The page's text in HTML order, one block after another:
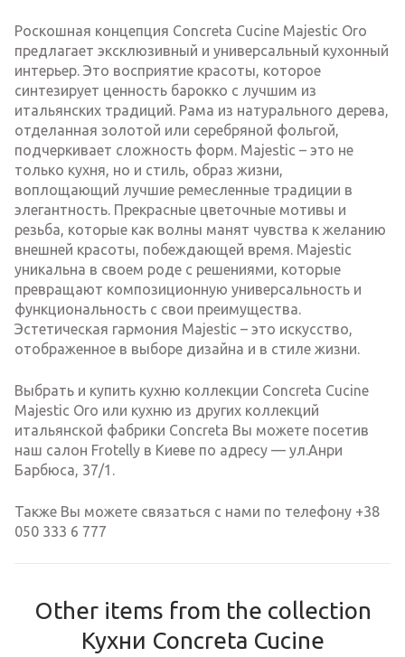
Роскошная концепция Concreta Cucine Majestic Oro
предлагает эксклюзивный и универсальный кухонный
интерьер. Это восприятие красоты, которое
синтезирует ценность барокко с лучшим из
итальянских традиций. Рама из натурального дерева,
отделанная золотой или серебряной фольгой,
подчеркивает сложность форм. Majestic – это не
только кухня, но и стиль, образ жизни,
воплощающий лучшие ремесленные традиции в
элегантность. Прекрасные цветочные мотивы и
резьба, которые как волны манят чувства к желанию
внешней красоты, побеждающей время. Majestic
уникальна в своем роде с решениями, которые
превращают композиционную универсальность и
функциональность с свои преимущества.
Эстетическая гармония Majestic – это искусство,
отображенное в выборе дизайна и в стиле жизни.
Выбрать и купить кухню коллекции Concreta Cucine
Majestic Oro или кухню из других коллекций
итальянской фабрики Concreta Вы можете посетив
наш салон Frotelly в Киеве по адресу — ул.Анри
Барбюса, 37/1.
Также Вы можете связаться с нами по телефону +38
050 333 6 777
Other items from the collection
Кухни Concreta Cucine